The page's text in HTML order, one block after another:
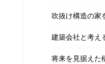
吹抜け構造の家
建築会社と考え
将来を見据えた